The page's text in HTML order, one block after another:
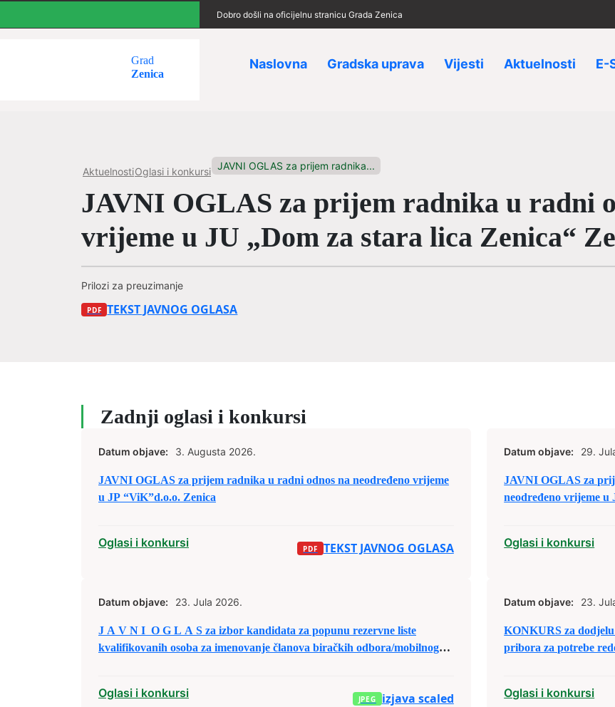
Dobro došli na oficijelnu stranicu Grada Zenica
Grad
Zenica
Naslovna Gradska uprava Vijesti Aktuelnosti E-
AktuelnostiOglasi i konkursi JAVNI OGLAS za prijem radnika...
JAVNI OGLAS za prijem radnika u radni
vrijeme u JU „Dom za stara lica Zenica“
Prilozi za preuzimanje
TEKST JAVNOG OGLASA
Zadnji oglasi i konkursi
Datum objave: 3. Augusta 2026.
JAVNI OGLAS za prijem radnika u radni odnos na neodređeno vrijeme
u JP “ViK”d.o.o. Zenica
Oglasi i konkursi TEKST JAVNOG OGLASA
Datum objave: 29.
JAVNI OGLAS za
neodređeno vrijeme u
Oglasi i konkursi
Datum objave: 23. Jula 2026.
J A V N I O G L A S za izbor kandidata za popunu rezervne liste
kvalifikovanih osoba za imenovanje članova biračkih odbora/mobilnog
Oglasi i konkursi izjava scaled
Datum objave: 23.
KONKURS za
pribora za potrebe
Oglasi i konkursi